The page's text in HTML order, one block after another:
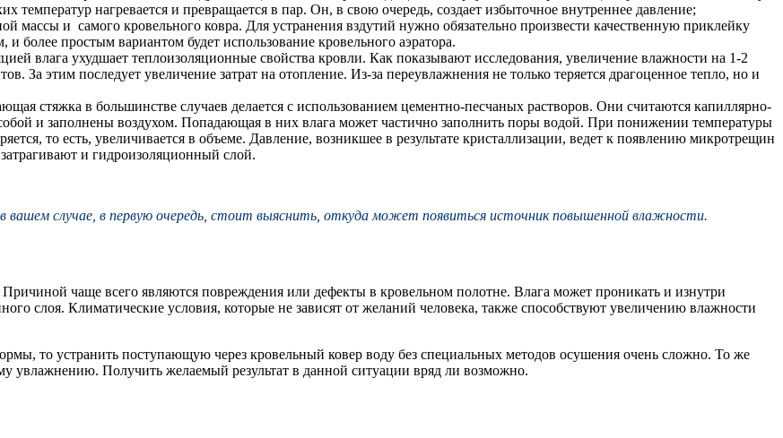
температур нагревается и превращается в пар. Он, в свою очередь, создает избыточное внутреннее давление;
массы и самого кровельного ковра. Для устранения вздутий нужно обязательно произвести качественную приклейку
более простым вариантом будет использование кровельного аэратора.
влага ухудшает теплоизоляционные свойства кровли. Как показывают исследования, увеличение влажности на 1-2
За этим последует увеличение затрат на отопление. Из-за переувлажнения не только теряется драгоценное тепло, но и
стяжка в большинстве случаев делается с использованием цементно-песчаных растворов. Они считаются капиллярно-
и заполнены воздухом. Попадающая в них влага может частично заполнить поры водой. При понижении температуры
то есть, увеличивается в объеме. Давление, возникшее в результате кристаллизации, ведет к появлению микротрещин
и гидроизоляционный слой.
вашем случае, в первую очередь, стоит выяснить, откуда может появиться источник повышенной влажности.
чаще всего являются повреждения или дефекты в кровельном полотне. Влага может проникать и изнутри
слоя. Климатические условия, которые не зависят от желаний человека, также способствуют увеличению влажности
то устранить поступающую через кровельный ковер воду без специальных методов осушения очень сложно. То же
увлажнению. Получить желаемый результат в данной ситуации вряд ли возможно.